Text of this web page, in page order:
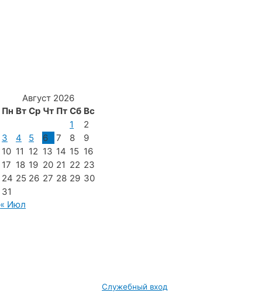
Август 2026
Пн Вт Ср Чт Пт Сб Вс
1
2
3
4 5 6 7 8
9
10 11 12 13 14 15 16
17 18 19 20 21 22 23
24 25 26 27 28 29 30
31
« Июл
Служебный вход